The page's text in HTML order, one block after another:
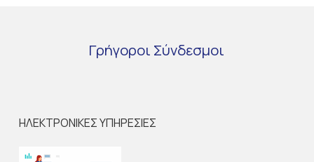
Γρήγοροι Σύνδεσμοι
ΗΛΕΚΤΡΟΝΙΚΕΣ ΥΠΗΡΕΣΙΕΣ